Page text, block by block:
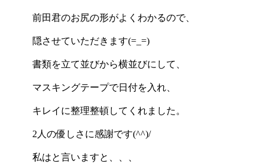
前田君のお尻の形がよくわかるので、
隠させていただきます(=_=)
書類を立て並びから横並びにして、
マスキングテープで日付を入れ、
キレイに整理整頓してくれました。
2人の優しさに感謝です(^^)/
私はと言いますと、、、